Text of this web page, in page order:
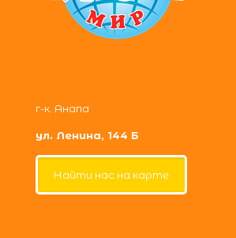
г-к. Анапа
ул. Ленина, 144 Б
Найти нас на карте